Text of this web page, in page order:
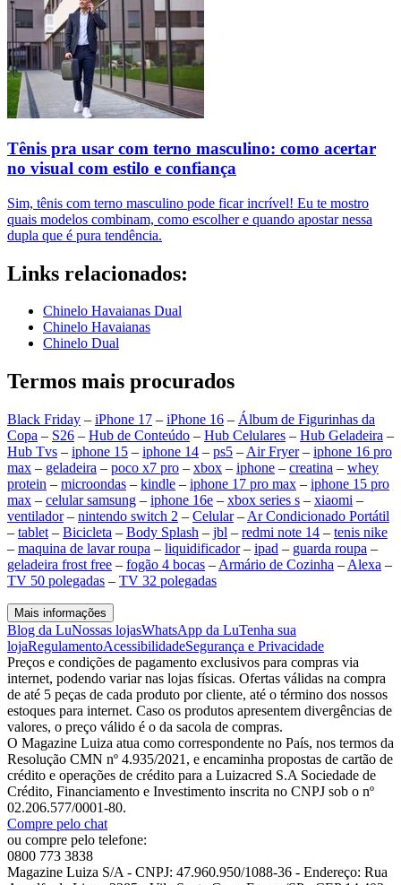
Tênis pra usar com terno masculino: como acertar
no visual com estilo e confiança
Sim, tênis com terno masculino pode ficar incrível! Eu te mostro
quais modelos combinam, como escolher e quando apostar nessa
dupla que é pura tendência.
Links relacionados:
Chinelo Havaianas Dual
Chinelo Havaianas
Chinelo Dual
Termos mais procurados
Black Friday – iPhone 17 – iPhone 16 – Álbum de Figurinhas da
Copa – S26 – Hub de Conteúdo – Hub Celulares – Hub Geladeira –
Hub Tvs – iphone 15 – iphone 14 – ps5 – Air Fryer– iphone 16 pro
max – geladeira – poco x7 pro – xbox – iphone – creatina – whey
protein – microondas – kindle – iphone 17 pro max – iphone 15 pro
max – celular samsung – iphone 16e – xbox series s – xiaomi –
ventilador– nintendo switch 2 – Celular– Ar Condicionado Portátil
– tablet – Bicicleta – Body Splash – jbl – redmi note 14 – tenis nike
– maquina de lavar roupa – liquidificador– ipad – guarda roupa –
geladeira frost free – fogão 4 bocas – Armário de Cozinha – Alexa –
TV 50 polegadas – TV 32 polegadas
Mais informações
Blog da LuNossas lojasWhatsApp da LuTenha sua
lojaRegulamentoAcessibilidadeSegurança e Privacidade
Preços e condições de pagamento exclusivos para compras via
internet, podendo variar nas lojas físicas. Ofertas válidas na compra
de até 5 peças de cada produto por cliente, até o término dos nossos
estoques para internet. Caso os produtos apresentem divergências de
valores, o preço válido é o da sacola de compras.
O Magazine Luiza atua como correspondente no País, nos termos da
Resolução CMN nº 4.935/2021, e encaminha propostas de cartão de
crédito e operações de crédito para a Luizacred S.A Sociedade de
Crédito, Financiamento e Investimento inscrita no CNPJ sob o nº
02.206.577/0001-80.
Compre pelo chat
ou compre pelo telefone:
0800 773 3838
Magazine Luiza S/A - CNPJ: 47.960.950/1088-36 - Endereço: Rua